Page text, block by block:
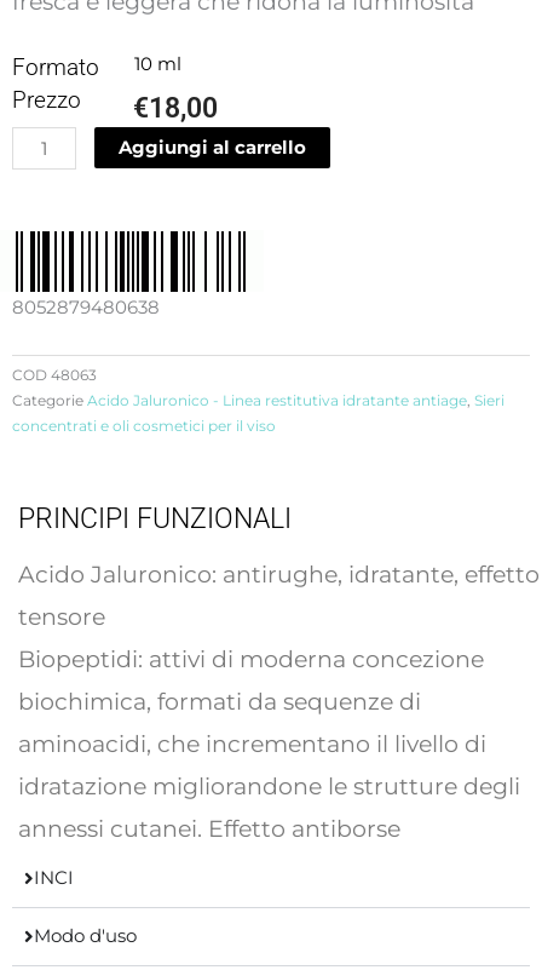
Formato 10 ml
Prezzo €18,00
Roll
on
distensivo
acido
jaluronico
e
Aggiungi al carrello
8052879480638
COD 48063
Categorie Acido Jaluronico - Linea restitutiva idratante antiage Sieri
concentrati e oli cosmetici per il viso
PRINCIPI FUNZIONALI
Acido Jaluronico: antirughe, idratante, effetto
tensore
Biopeptidi: attivi di moderna concezione
biochimica, formati da sequenze di
aminoacidi, che incrementano il livello di
idratazione migliorandone le strutture degli
annessi cutanei. Effetto antiborse
INCI
Modo d'uso